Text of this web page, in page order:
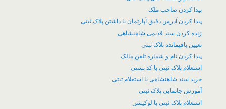
پیدا کردن صاحب ملک
پیدا کردن آدرس دقیق آپارتمان با داشتن پلاک ثبتی
زنده کردن سند قدیمی شاهنشاهی
تعیین باقیمانده پلاک ثبتی
پیدا کردن نام و شماره تلفن مالک
استعلام پلاک ثبتی با کد پستی
خرید سند شاهنشاهی با استعلام ثبتی
آموزش جانمایی پلاک ثبتی
استعلام پلاک ثبتی با لوکیشن